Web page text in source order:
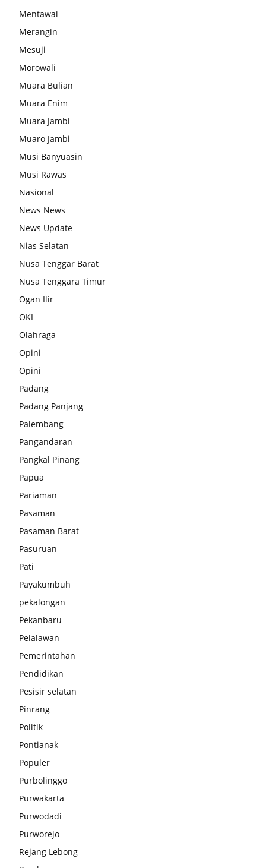
Mentawai
Merangin
Mesuji
Morowali
Muara Bulian
Muara Enim
Muara Jambi
Muaro Jambi
Musi Banyuasin
Musi Rawas
Nasional
News News
News Update
Nias Selatan
Nusa Tenggar Barat
Nusa Tenggara Timur
Ogan Ilir
OKI
Olahraga
Opini
Opini
Padang
Padang Panjang
Palembang
Pangandaran
Pangkal Pinang
Papua
Pariaman
Pasaman
Pasaman Barat
Pasuruan
Pati
Payakumbuh
pekalongan
Pekanbaru
Pelalawan
Pemerintahan
Pendidikan
Pesisir selatan
Pinrang
Politik
Pontianak
Populer
Purbolinggo
Purwakarta
Purwodadi
Purworejo
Rejang Lebong